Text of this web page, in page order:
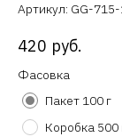
Артикул: GG-
420 руб.
Фасовка
Пакет 100 г
Коробка 500